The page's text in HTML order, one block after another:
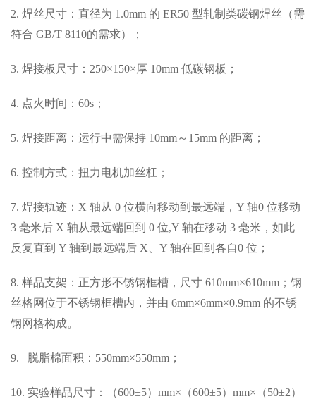
2. 焊丝尺寸：直径为 1.0mm 的 ER50 型轧制类碳钢焊丝（需
符合 GB/T 8110的需求）；
3. 焊接板尺寸：250×150×厚 10mm 低碳钢板；
4. 点火时间：60s；
5. 焊接距离：运行中需保持 10mm～15mm 的距离；
6. 控制方式：扭力电机加丝杠；
7. 焊接轨迹：X 轴从 0 位横向移动到最远端，Y 轴0 位移动
3 毫米后 X 轴从最远端回到 0 位,Y 轴在移动 3 毫米，如此
反复直到 Y 轴到最远端后 X、Y 轴在回到各自0 位；
8. 样品支架：正方形不锈钢框槽，尺寸 610mm×610mm；钢
丝格网位于不锈钢框槽内，并由 6mm×6mm×0.9mm 的不锈
钢网格构成。
9. 脱脂棉面积：550mm×550mm；
10. 实验样品尺寸：（600±5）mm×（600±5）mm×（50±2）